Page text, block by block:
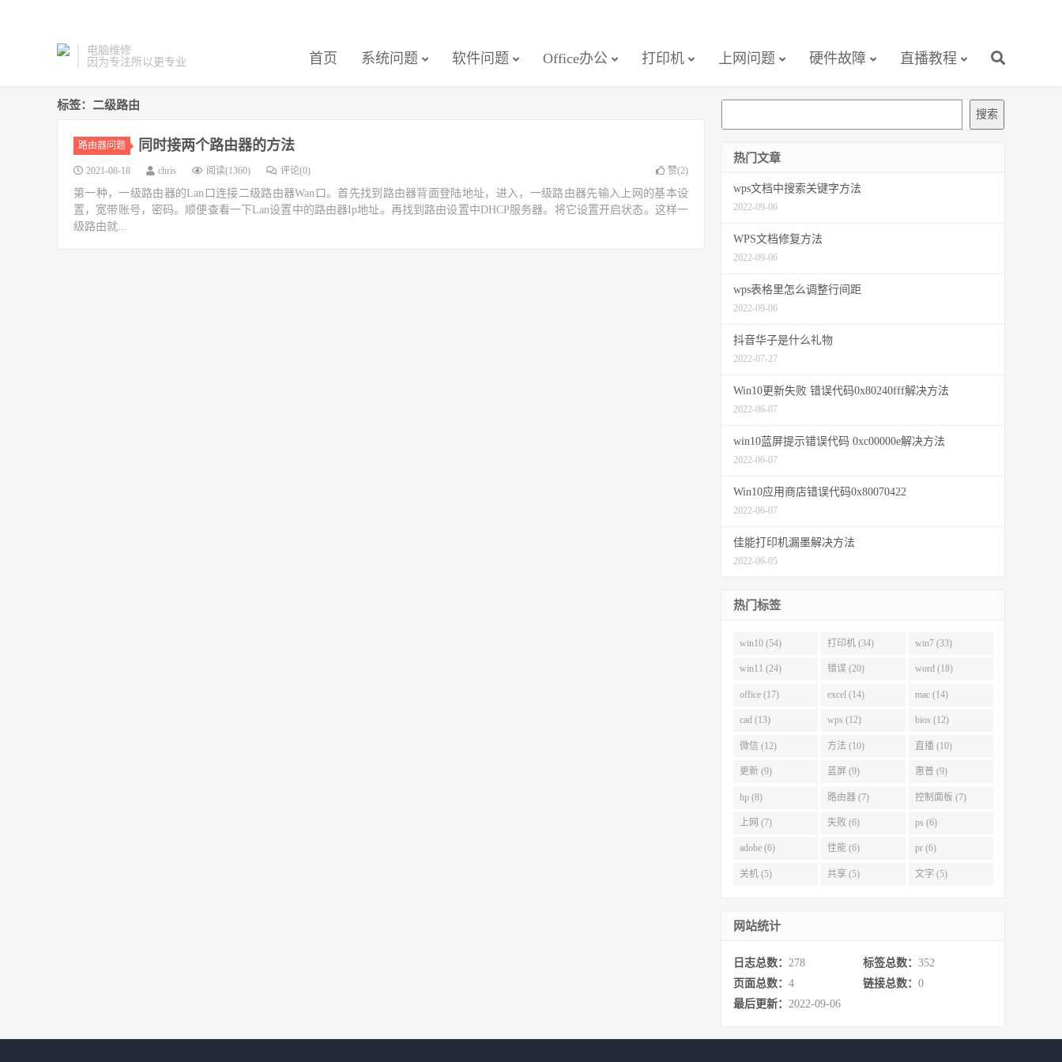
电脑维修
因为专注所以更专业
首页 系统问题 软件问题 Office办公 打印机 上网问题 硬件故障 直播教程
标签：二级路由
路由器问题 同时接两个路由器的方法
2021-08-18 chris 阅读(1360) 评论(0) 赞(2)
第一种，一级路由器的Lan口连接二级路由器Wan口。首先找到路由器背面登陆地址，进入，一级路由器先输入上网的基本设
置，宽带账号，密码。顺便查看一下Lan设置中的路由器Ip地址。再找到路由设置中DHCP服务器。将它设置开启状态。这样一
级路由就...
搜索
热门文章
wps文档中搜索关键字方法
2022-09-06
WPS文档修复方法
2022-09-06
wps表格里怎么调整行间距
2022-09-06
抖音华子是什么礼物
2022-07-27
Win10更新失败 错误代码0x80240fff解决方法
2022-06-07
win10蓝屏提示错误代码 0xc00000e解决方法
2022-06-07
Win10应用商店错误代码0x80070422
2022-06-07
佳能打印机漏墨解决方法
2022-06-05
热门标签
win10 (54) 打印机 (34) win7 (33)
win11 (24) 错误 (20) word (18)
office (17) excel (14) mac (14)
cad (13) wps (12) bios (12)
微信 (12) 方法 (10) 直播 (10)
更新 (9) 蓝屏 (9) 惠普 (9)
hp (8) 路由器 (7) 控制面板 (7)
上网 (7) 失败 (6) ps (6)
adobe (6) 佳能 (6) pr (6)
关机 (5) 共享 (5) 文字 (5)
网站统计
日志总数： 278 标签总数： 352
页面总数： 4 链接总数： 0
最后更新： 2022-09-06